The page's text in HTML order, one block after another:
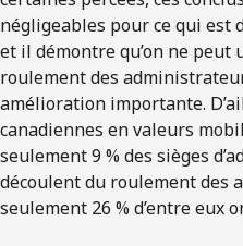
négligeables pour ce qui est
et il démontre qu’on ne peut
roulement des
amélioration importante.
canadiennes en valeurs
seulement 9 % des sièges
découlent du roulement des
seulement 26 % d’entre eux